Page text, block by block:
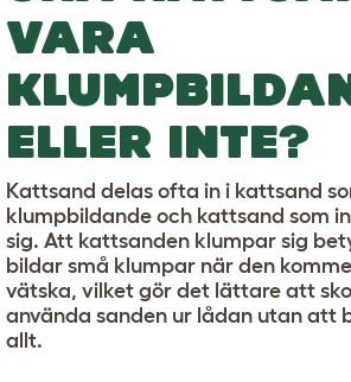
VARA
ELLER INTE?
Kattsand delas ofta in i kattsand
klumpbildande och kattsand som
sig. Att kattsanden klumpar sig
bildar små klumpar när den
vätska, vilket gör det lättare att
använda sanden ur lådan utan att
allt.